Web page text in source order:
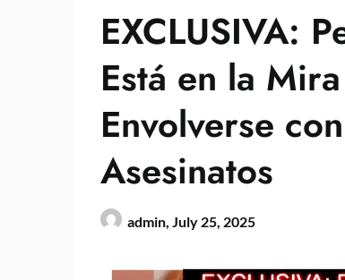
EXCLUSIVA:
Está en la
Envolverse
Asesinatos
admin, July 25, 2025